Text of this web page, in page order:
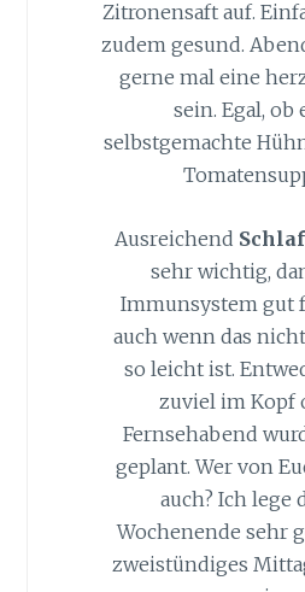
Zitronensaft auf.
zudem gesund.
gerne mal eine
sein. Egal, ob
selbstgemachte
Ausreichend Schlaf
sehr wichtig,
Immunsystem gut
auch wenn das
so leicht ist.
zuviel im Kopf
Fernsehabend
geplant. Wer von
auch? Ich lege
Wochenende sehr
zweistündiges